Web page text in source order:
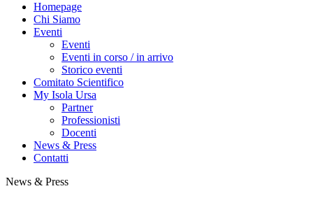
Homepage
Chi Siamo
Eventi
Eventi
Eventi in corso / in arrivo
Storico eventi
Comitato Scientifico
My Isola Ursa
Partner
Professionisti
Docenti
News & Press
Contatti
News & Press